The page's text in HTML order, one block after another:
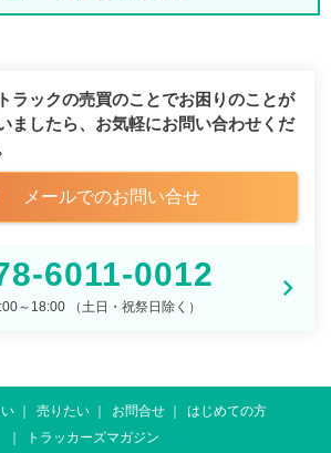
ラックの売買のことでお困りのことが
ましたら、 お気軽にお問い合わせくだ
メールでのお問い合せ
6011-0012
～18:00 （土日・祝祭日除く）
売りたい お問合せ
はじめての方
トラッカーズマガジン